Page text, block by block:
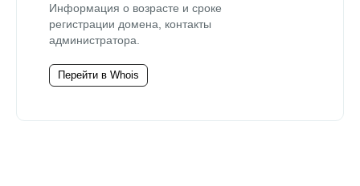
Информация о возрасте и сроке
регистрации домена, контакты
администратора.
Перейти в Whois